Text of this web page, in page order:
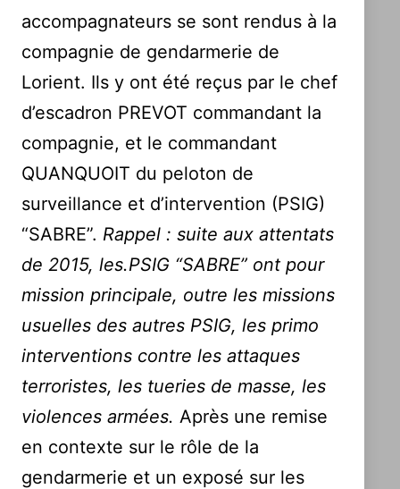
accompagnateurs se sont rendus à la
compagnie de gendarmerie de
Lorient. Ils y ont été reçus par le chef
d’escadron PREVOT commandant la
compagnie, et le commandant
QUANQUOIT du peloton de
surveillance et d’intervention (PSIG)
“SABRE”. Rappel : suite aux attentats
de 2015, les.PSIG “SABRE” ont pour
mission principale, outre les missions
usuelles des autres PSIG, les primo
interventions contre les attaques
terroristes, les tueries de masse, les
violences armées.‌ Après une remise
en contexte sur le rôle de la
gendarmerie et un exposé sur les